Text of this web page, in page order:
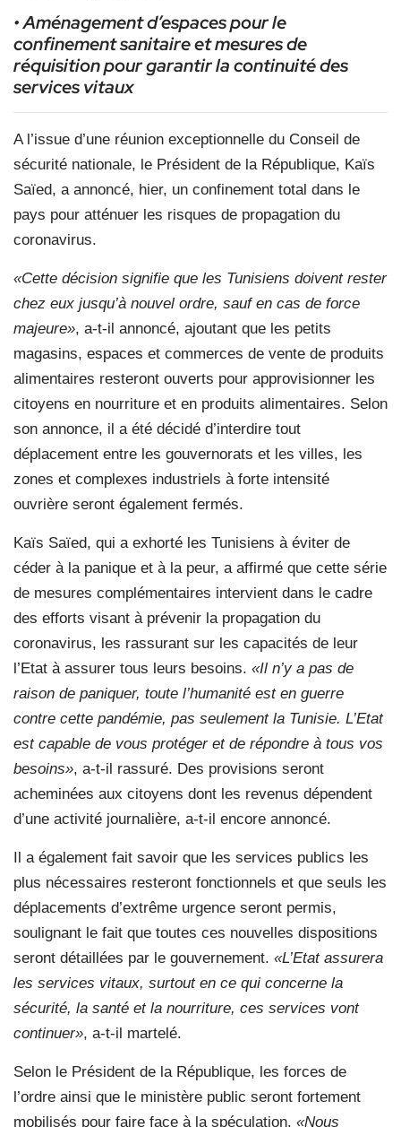
• Aménagement d’espaces pour le
confinement sanitaire et mesures de
réquisition pour garantir la continuité des
services vitaux
A l’issue d’une réunion exceptionnelle du Conseil de
sécurité nationale, le Président de la République, Kaïs
Saïed, a annoncé, hier, un confinement total dans le
pays pour atténuer les risques de propagation du
coronavirus.
«Cette décision signifie que les Tunisiens doivent rester
chez eux jusqu’à nouvel ordre, sauf en cas de force
majeure», a-t-il annoncé, ajoutant que les petits
magasins, espaces et commerces de vente de produits
alimentaires resteront ouverts pour approvisionner les
citoyens en nourriture et en produits alimentaires. Selon
son annonce, il a été décidé d’interdire tout
déplacement entre les gouvernorats et les villes, les
zones et complexes industriels à forte intensité
ouvrière seront également fermés.
Kaïs Saïed, qui a exhorté les Tunisiens à éviter de
céder à la panique et à la peur, a affirmé que cette série
de mesures complémentaires intervient dans le cadre
des efforts visant à prévenir la propagation du
coronavirus, les rassurant sur les capacités de leur
l’Etat à assurer tous leurs besoins. «Il n’y a pas de
raison de paniquer, toute l’humanité est en guerre
contre cette pandémie, pas seulement la Tunisie. L’Etat
est capable de vous protéger et de répondre à tous vos
besoins», a-t-il rassuré. Des provisions seront
acheminées aux citoyens dont les revenus dépendent
d’une activité journalière, a-t-il encore annoncé.
Il a également fait savoir que les services publics les
plus nécessaires resteront fonctionnels et que seuls les
déplacements d’extrême urgence seront permis,
soulignant le fait que toutes ces nouvelles dispositions
seront détaillées par le gouvernement. «L’Etat assurera
les services vitaux, surtout en ce qui concerne la
sécurité, la santé et la nourriture, ces services vont
continuer», a-t-il martelé.
Selon le Président de la République, les forces de
l’ordre ainsi que le ministère public seront fortement
mobilisés pour faire face à la spéculation. «Nous